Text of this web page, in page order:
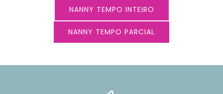
NANNY TEMPO INTEIRO
NANNY TEMPO PARCIAL